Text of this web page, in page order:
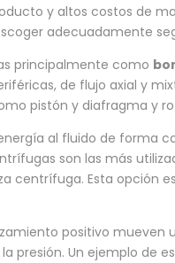
y altos costos de
adecuadamente
principalmente como
de flujo axial y
pistón y diafragma y
al fluido de forma
son las más
centrífuga. Esta opción
positivo
presión. Un ejemplo de